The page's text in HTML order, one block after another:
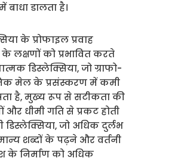
डालता है।
के प्रोफाइल प्रवाह
के लक्षणों को प्रभावित करते
डिस्लेक्सिया, जो ग्राफो-
मेल के प्रसंस्करण में कमी
है, मुख्य रूप से सटीकता की
और धीमी गति से प्रकट होती
डिस्लेक्सिया, जो अधिक दुर्लभ
शब्दों के पढ़ने और वर्तनी
के निर्माण को अधिक